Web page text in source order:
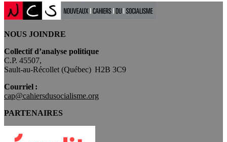
NOUS JOINDRE
Collectif d’analyse politique
C.P. 45507,
Sault-au-Récollet (Québec) H2B 3C9
Courriel :
cap@cahiersdusocialisme.org
PARTENAIRES